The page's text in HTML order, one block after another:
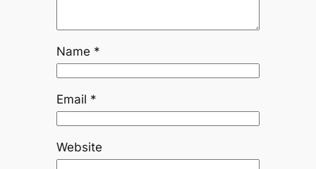
Name *
Email *
Website